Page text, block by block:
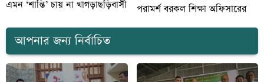
এমন ‘শান্তি’ চায় না খাগড়াছড়িবাসী
পরামর্শ বরকল শিক্ষা অফিসারের
আপনার জন্য নির্বাচিত